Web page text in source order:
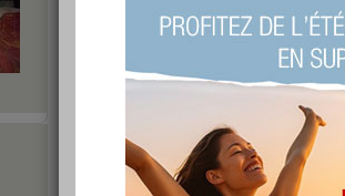
bilan semaine 19
bonsoir les